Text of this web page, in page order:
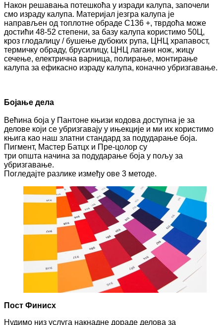
Након решавања потешкоћа у изради калупа, започели
смо израду калупа. Материјал језгра калупа је
направљен од топлотне обраде С136 +, тврдоћа може
достићи 48-52 степени, за базу калупа користимо 50Ц,
кроз глодалицу / бушење дубоких рупа, ЦНЦ храпавост,
термичку обраду, брусилицу, ЦНЦ лагани нож, жицу
сечење, електрична варница, полирање, монтирање
калупа за ефикасно израду калупа, коначно убризгавање.
Бојање дела
Већина боја у Пантоне књизи кодова доступна је за
делове који се убризгавају у ињекције и ми их користимо
књига као наш златни стандард за подударање боја.
Пигмент, Мастер Батцх и Пре-цолор су
три општа начина за подударање боја у пољу за
убризгавање.
Погледајте разлике између ове 3 методе.
Пост Финисх
Нудимо низ услуга накнадне дораде делова за